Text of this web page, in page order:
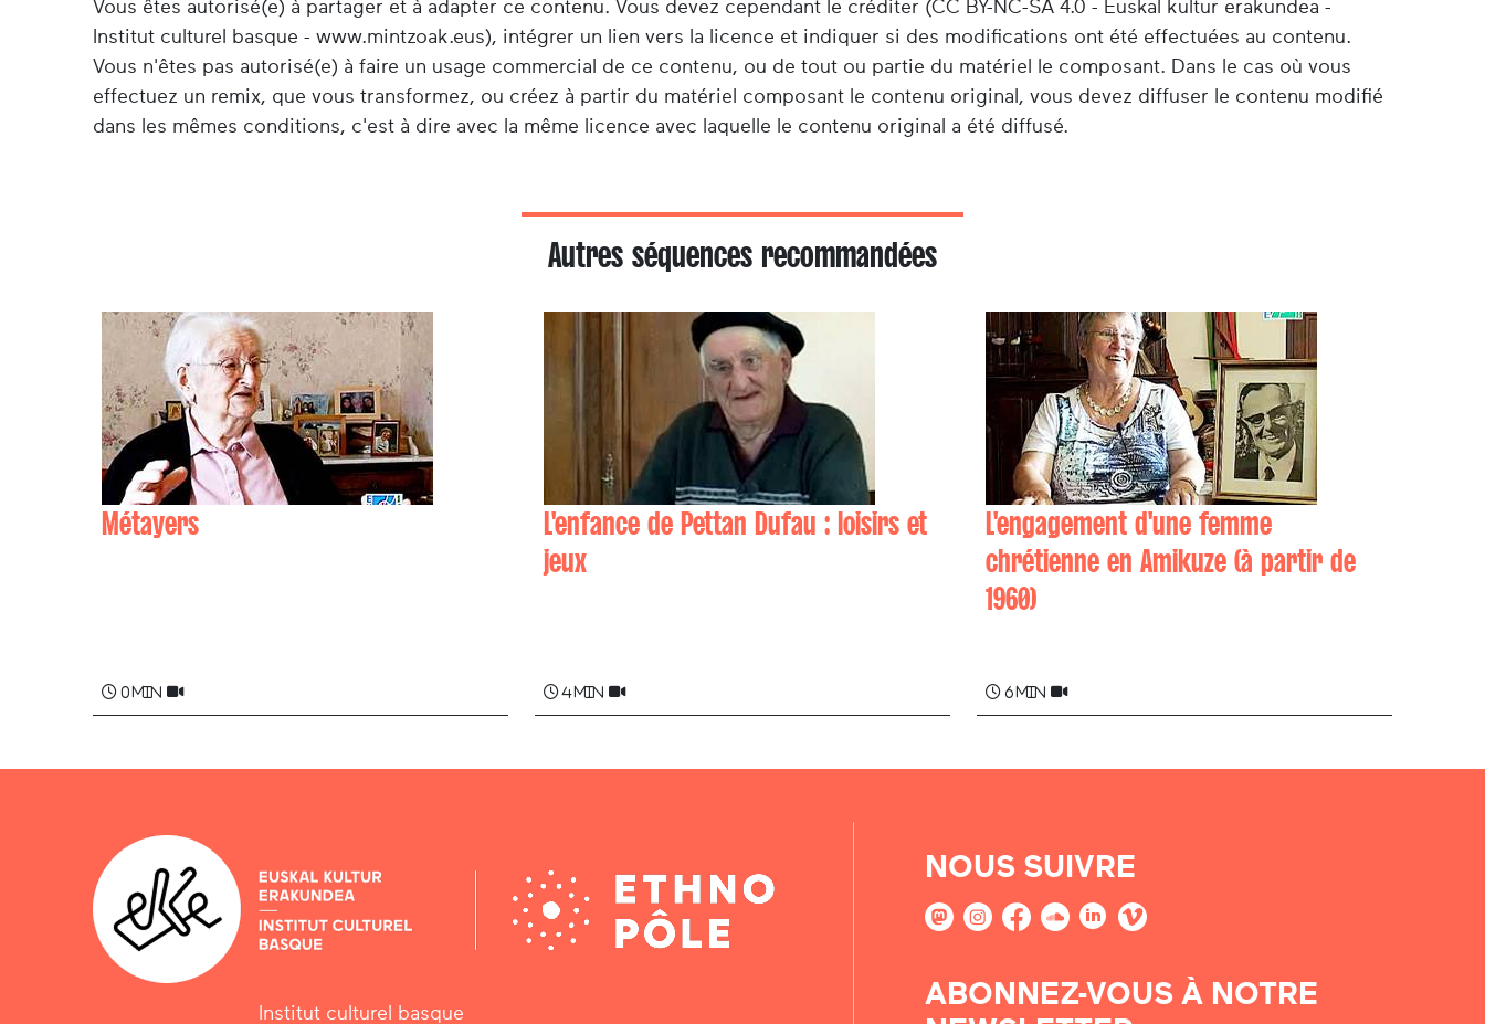
Vous êtes autorisé(e) à partager et à adapter ce contenu. Vous devez cependant le créditer (CC BY-NC-SA 4.0 - Euskal kultur erakundea -
Institut culturel basque - www.mintzoak.eus), intégrer un lien vers la licence et indiquer si des modifications ont été effectuées au contenu.
Vous n'êtes pas autorisé(e) à faire un usage commercial de ce contenu, ou de tout ou partie du matériel le composant. Dans le cas où vous
effectuez un remix, que vous transformez, ou créez à partir du matériel composant le contenu original, vous devez diffuser le contenu modifié
dans les mêmes conditions, c'est à dire avec la même licence avec laquelle le contenu original a été diffusé.
Autres séquences recommandées
Métayers
0 min
L'enfance de Pettan Dufau : loisirs et
jeux
4 min
L'engagement d'une femme
chrétienne en Amikuze (à partir de
1960)
6 min
Institut culturel basque
NOUS SUIVRE
ABONNEZ-VOUS À NOTRE